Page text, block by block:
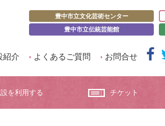
豊中市立文化芸術センター
豊中市立伝統芸能館
紹介 よくあるご質問 お問合せ
を利用する チケット